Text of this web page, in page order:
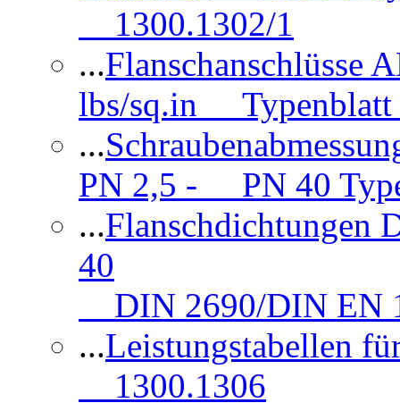
1300.1302/1
...
lbs/sq.in Typenblatt
...
PN 2,5 - PN 40
...
40
DIN 2690/DIN EN
...Leistungstabellen
1300.1306